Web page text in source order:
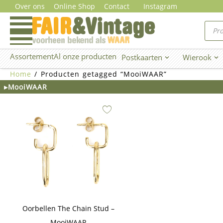
naar
inhoud
Over ons Online Shop Contact Instagram
AssortementAl onze producten Postkaarten Open Postkaarten
Wierook
Home / Producten getagged “MooiWAAR”
▸MooiWAAR
Oorbellen The Chain Stud –